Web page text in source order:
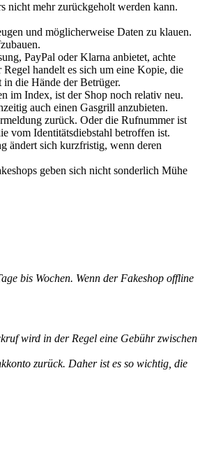
nicht mehr zurückgeholt werden kann.
und möglicherweise Daten zu klauen.
PayPal oder Klarna anbietet, achte
handelt es sich um eine Kopie, die
die Hände der Betrüger.
im Index, ist der Shop noch relativ neu.
auch einen Gasgrill anzubieten.
zurück. Oder die Rufnummer ist
vom Identitätsdiebstahl betroffen ist.
ändert sich kurzfristig, wenn deren
geben sich nicht sonderlich Mühe
bis Wochen. Wenn der Fakeshop offline
wird in der Regel eine Gebühr zwischen
zurück. Daher ist es so wichtig, die